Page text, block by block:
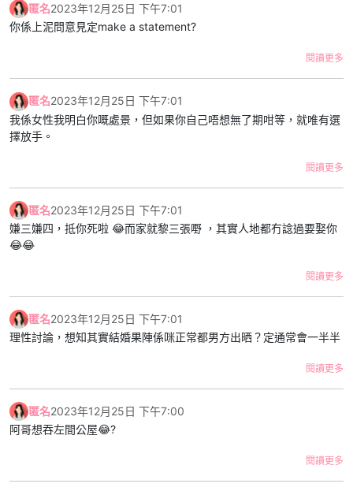
另外佢亦都會約朋友系屋企食飯/賭錢。同樣頭幾次我都有份，我亦
會招呼客人。但係幾次後佢會直接同我講約左朋友黎，叫我唔好搵
佢。我同佢講我想識佢啲朋友，佢答我話唔岩玩無謂尷尬。又一次我
比佢拒絕。
我自己覺得為左日後生活和諧啲互相融入對方圈子在所難免，至少可
以多個共同話題。我有邀請過佢見我朋友，佢會配合，但係只係出現
我地fb/ig系兩年前呃交後隱藏左所有合照，個次係分手邊緣，但係我
地唔捨得對方又一齊返。但個次之後我就系男朋友既社交媒體
account消失左，我會keep住大事大節/拍拖時post下相，但係佢對
外就表現到自己好似單身咁，其他人見到可能都覺得佢係available。
有人會同我講：「見曬屋企人唔使擔心啦」但係我知道系佢唔在意屋
企人目光，我有同佢傾過日後結婚，每次佢都會hea我，又話男人要
拼搏下，又話咁早結婚無意思依家拍拖幾好。我同佢拍拖既方式就係
去拍下拖。但佢玩既時候我要消失，我亦都唔問得。我搞唔清之後條
路點行，當想像到10年之後我都係唔見得光，我唔知係咪依家就要分
/p/ClYcOymJ5zn/
匿名2023年12月25日 下午7:01
你係上泥問意見定make a statement?
閱讀更多
匿名2023年12月25日 下午7:01
我係女性我明白你嘅處景，但如果你自己唔想無了期咁等，就唯有選
擇放手。
閱讀更多
匿名2023年12月25日 下午7:01
嫌三嫌四，抵你死啦 😂而家就黎三張嘢 ，其實人地都冇諗過要娶你
😂😂
閱讀更多
匿名2023年12月25日 下午7:01
理性討論，想知其實結婚果陣係咪正常都男方出晒？定通常會一半半
閱讀更多
匿名2023年12月25日 下午7:00
阿哥想吞左間公屋😂?
閱讀更多